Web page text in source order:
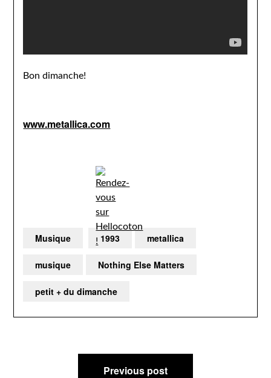
Bon dimanche!
www.metallica.com
Musique 1993 metallica
musique Nothing Else Matters
petit + du dimanche
Navigation
Previous post